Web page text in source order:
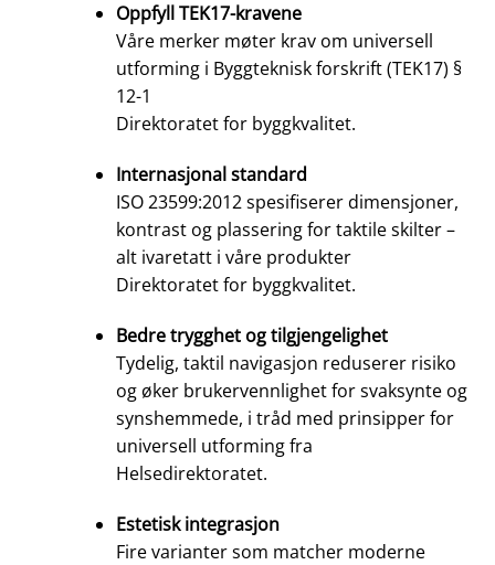
Oppfyll TEK17-kravene
Våre merker møter krav om universell
utforming i Byggteknisk forskrift (TEK17) §
12-1
Direktoratet for byggkvalitet.
Internasjonal standard
ISO 23599:2012 spesifiserer dimensjoner,
kontrast og plassering for taktile skilter –
alt ivaretatt i våre produkter
Direktoratet for byggkvalitet.
Bedre trygghet og tilgjengelighet
Tydelig, taktil navigasjon reduserer risiko
og øker brukervennlighet for svaksynte og
synshemmede, i tråd med prinsipper for
universell utforming fra
Helsedirektoratet.
Estetisk integrasjon
Fire varianter som matcher moderne